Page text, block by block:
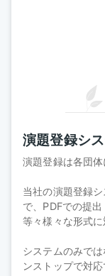
演題登録シ
演題登録は各団体
当社の演題登録
で、PDFでの提
等々様々な形式に
システムのみで
ンストップで対応